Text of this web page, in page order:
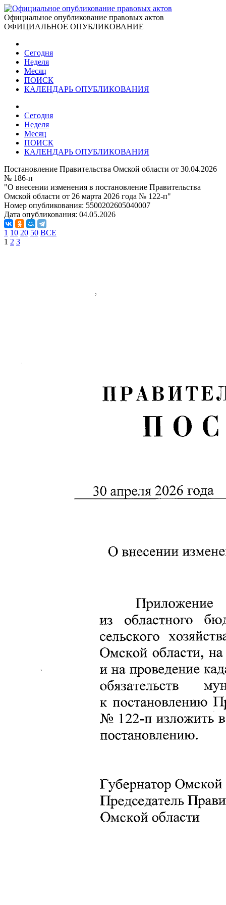
Официальное опубликование правовых актов
ОФИЦИАЛЬНОЕ ОПУБЛИКОВАНИЕ
Сегодня
Неделя
Месяц
ПОИСК
КАЛЕНДАРЬ ОПУБЛИКОВАНИЯ
Сегодня
Неделя
Месяц
ПОИСК
КАЛЕНДАРЬ ОПУБЛИКОВАНИЯ
Постановление Правительства Омской области от 30.04.2026
№ 186-п
"О внесении изменения в постановление Правительства
Омской области от 26 марта 2026 года № 122-п"
Номер опубликования: 5500202605040007
Дата опубликования: 04.05.2026
1 10 20 50 ВСЕ
1 2 3